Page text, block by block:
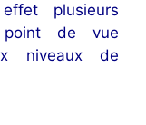
plusieurs
point de vue
niveaux de